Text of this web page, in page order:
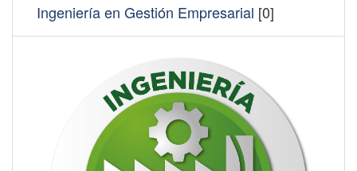
Ingeniería en Gestión Empresarial [0]